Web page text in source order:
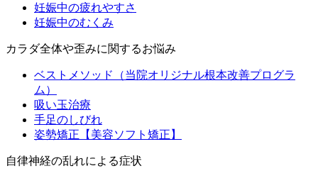
妊娠中の疲れやすさ
妊娠中のむくみ
カラダ全体や歪みに関するお悩み
ベストメソッド（当院オリジナル根本改善プログラ
ム）
吸い玉治療
手足のしびれ
姿勢矯正【美容ソフト矯正】
自律神経の乱れによる症状